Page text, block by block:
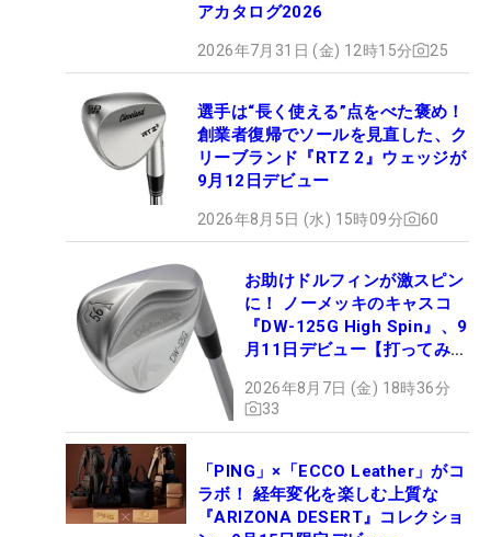
アカタログ2026
2026年7月31日 (金) 12時15分 25
選手は“長く使える”点をべた褒め！
創業者復帰でソールを見直した、ク
リーブランド『RTZ 2』ウェッジが
9月12日デビュー
2026年8月5日 (水) 15時09分 60
お助けドルフィンが激スピン
に！ ノーメッキのキャスコ
『DW-125G High Spin』、9
月11日デビュー【打ってみ
2026年8月7日 (金) 18時36分
33
「PING」×「ECCO Leather」がコ
ラボ！ 経年変化を楽しむ上質な
『ARIZONA DESERT』コレクショ